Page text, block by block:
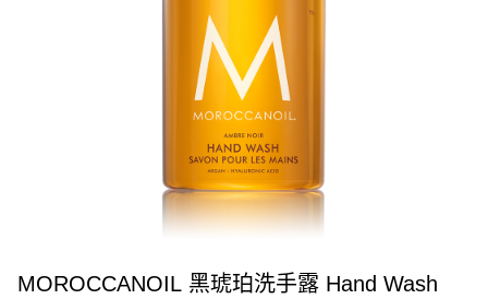
MOROCCANOIL 黑琥珀洗手露 Hand Wash